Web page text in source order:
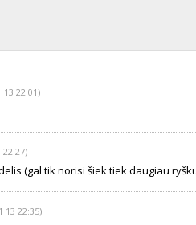
13 22:01)
22:27)
(gal tik norisi šiek tiek daugiau
13 22:35)